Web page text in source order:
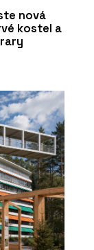
nová
kostel a